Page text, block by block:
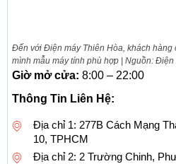
Đến với Điện máy Thiên Hòa, khách
mình mẫu máy tính phù hợp | Nguồn:
Giờ mở cửa: 8:00 – 22:00
Thông Tin Liên Hệ:
Địa chỉ 1: 277B Cách Mạng
10, TPHCM
Địa chỉ 2: 2 Trường Chinh,